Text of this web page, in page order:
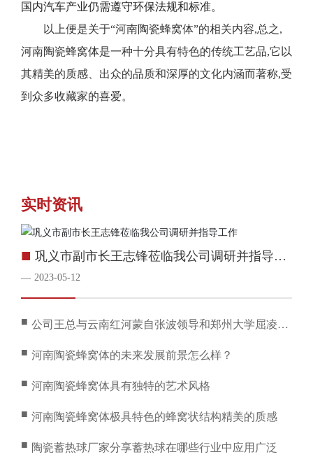
国内汽车产业仍需遵守环保法规和标准。
以上便是关于“河南陶瓷蜂窝体”的相关内容,总之,
河南陶瓷蜂窝体是一种十分具有特色的传统工艺品,它以
其精美的质感、出众的品质和深厚的文化内涵而著称,受
到众多收藏家的喜爱。
实时资讯
■ 巩义市副市长王志锋莅临我公司调研并指导工
作
— 2023-05-12
■ 公司王总与云南红河蒙自张波领导和郑州大学屈凌波
■ 河南陶瓷蜂窝体的未来发展前景怎么样？
■ 河南陶瓷蜂窝体具有独特的艺术风格
■ 河南陶瓷蜂窝体极具特色的蜂窝状结构精美的质感
■ 陶瓷蓄热球厂家分享蓄热球在哪些行业中应用广泛